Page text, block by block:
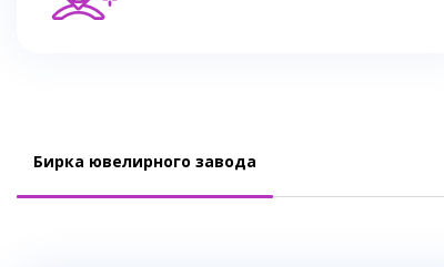
Бирка ювелирного завода